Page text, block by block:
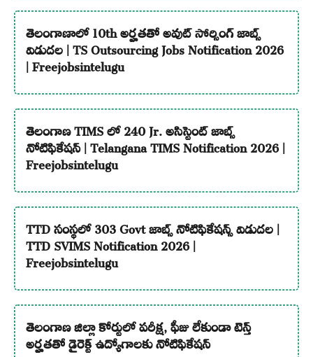
తెలంగాణాలో 10th అర్హతతో అవుట్ సోర్సింగ్ జాబ్స్
విడుదల | TS Outsourcing Jobs Notification 2026
| Freejobsintelugu
తెలంగాణ TIMS లో 240 Jr. అసిస్టెంట్ జాబ్స్
నోటిఫికేషన్ | Telangana TIMS Notification 2026 |
Freejobsintelugu
TTD సంస్థలో 303 Govt జాబ్స్ నోటిఫికేషన్స్ విడుదల |
TTD SVIMS Notification 2026 |
Freejobsintelugu
తెలంగాణ జిల్లా కోర్టులో పరీక్ష, ఫీజు లేకుండా టెన్త్
అర్హతతో డైరెక్ట్ ఉద్యోగాలకు నోటిఫికేషన్